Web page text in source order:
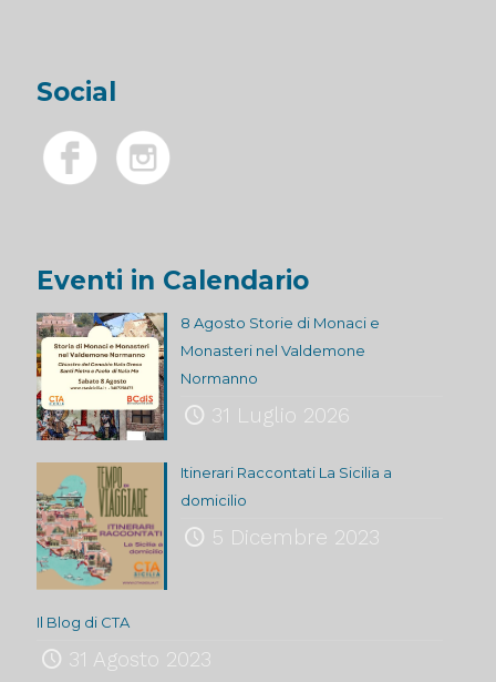
Social
Eventi in Calendario
8 Agosto Storie di Monaci e
Monasteri nel Valdemone
Normanno
31 Luglio 2026
Itinerari Raccontati La Sicilia a
domicilio
5 Dicembre 2023
Il Blog di CTA
31 Agosto 2023